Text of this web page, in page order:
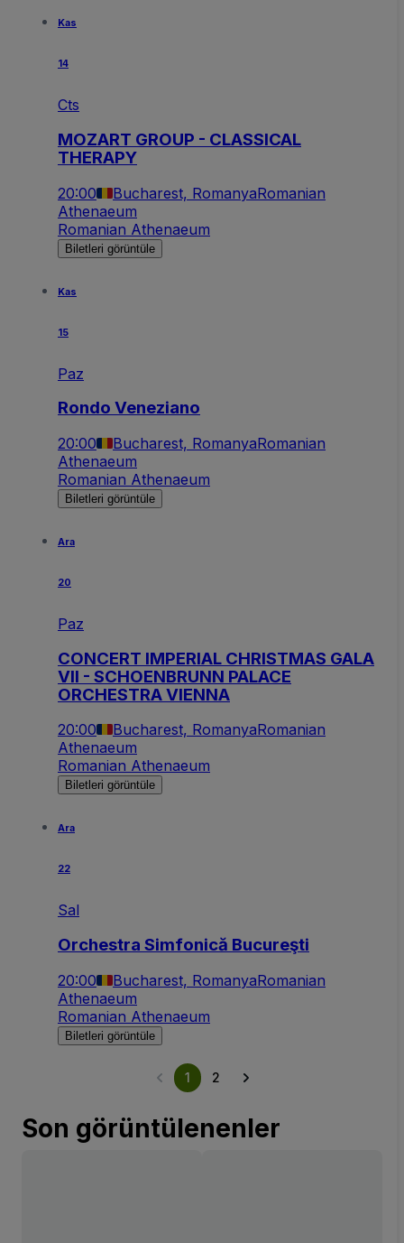
Kas
14
Cts
MOZART GROUP - CLASSICAL
THERAPY
20:00 Bucharest, RomanyaRomanian
Athenaeum
Romanian Athenaeum
Biletleri görüntüle
Kas
15
Paz
Rondo Veneziano
20:00 Bucharest, RomanyaRomanian
Athenaeum
Romanian Athenaeum
Biletleri görüntüle
Ara
20
Paz
CONCERT IMPERIAL CHRISTMAS GALA
VII - SCHOENBRUNN PALACE
ORCHESTRA VIENNA
20:00 Bucharest, RomanyaRomanian
Athenaeum
Romanian Athenaeum
Biletleri görüntüle
Ara
22
Sal
Orchestra Simfonică Bucureşti
20:00 Bucharest, RomanyaRomanian
Athenaeum
Romanian Athenaeum
Biletleri görüntüle
1 2
Son görüntülenenler